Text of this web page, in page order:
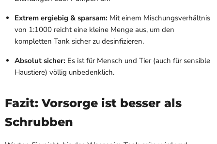
Extrem ergiebig & sparsam: Mit einem Mischungsverhältnis
von 1:1000 reicht eine kleine Menge aus, um den
kompletten Tank sicher zu desinfizieren.
Absolut sicher: Es ist für Mensch und Tier (auch für sensible
Haustiere) völlig unbedenklich.
Fazit: Vorsorge ist besser als
Schrubben